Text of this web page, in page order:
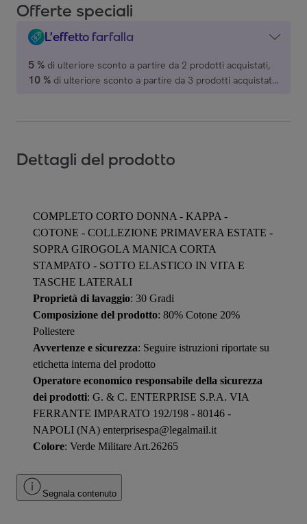
Offerte speciali
L’effetto farfalla
5 % di ulteriore sconto a partire da 2 prodotti acquistati,
10 % di ulteriore sconto a partire da 3 prodotti acquistati,
Dettagli del prodotto
COMPLETO CORTO DONNA - KAPPA -
COTONE - COLLEZIONE PRIMAVERA ESTATE -
SOPRA GIROGOLA MANICA CORTA
STAMPATO - SOTTO ELASTICO IN VITA E
TASCHE LATERALI
Proprietà di lavaggio: 30 Gradi
Composizione del prodotto: 80% Cotone 20%
Poliestere
Avvertenze e sicurezza: Seguire istruzioni riportate su
etichetta interna del prodotto
Operatore economico responsabile della sicurezza
dei prodotti: G. & C. ENTERPRISE S.P.A. VIA
FERRANTE IMPARATO 192/198 - 80146 -
NAPOLI (NA) enterprisespa@legalmail.it
Colore: Verde Militare Art.26265
Segnala contenuto